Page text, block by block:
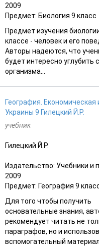
2009
Предмет: Биология 9 класс
Предмет изучения
классе - человек и его
Авторы надеются, что
будет интересно углубить
организма...
География.
Украины 9 Гилецкий Й.Р.
учебник
Гилецкий Й.Р.
Издательство: Учебники и
2009
Предмет: География 9
Для того чтобы получить
основательные знания,
рекомендует читать не
параграфов, но и
вспомогательный